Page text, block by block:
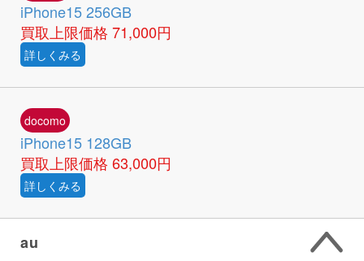
iPhone15 256GB
買取上限価格 71,000円
詳しくみる
docomo
iPhone15 128GB
買取上限価格 63,000円
詳しくみる
au